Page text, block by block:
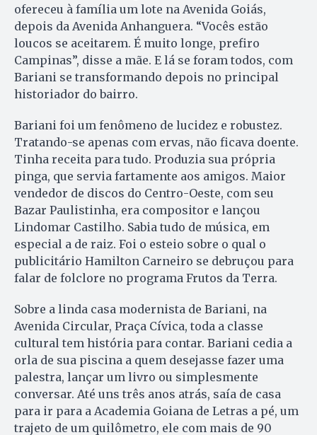
ofereceu à família um lote na Avenida Goiás,
depois da Avenida Anhanguera. “Vocês estão
loucos se aceitarem. É muito longe, prefiro
Campinas”, disse a mãe. E lá se foram todos, com
Bariani se transformando depois no principal
historiador do bairro.
Bariani foi um fenômeno de lucidez e robustez.
Tratando-se apenas com ervas, não ficava doente.
Tinha receita para tudo. Produzia sua própria
pinga, que servia fartamente aos amigos. Maior
vendedor de discos do Centro-Oeste, com seu
Bazar Paulistinha, era compositor e lançou
Lindomar Castilho. Sabia tudo de música, em
especial a de raiz. Foi o esteio sobre o qual o
publicitário Hamilton Carneiro se debruçou para
falar de folclore no programa Frutos da Terra.
Sobre a linda casa modernista de Bariani, na
Avenida Circular, Praça Cívica, toda a classe
cultural tem história para contar. Bariani cedia a
orla de sua piscina a quem desejasse fazer uma
palestra, lançar um livro ou simplesmente
conversar. Até uns três anos atrás, saía de casa
para ir para a Academia Goiana de Letras a pé, um
trajeto de um quilômetro, ele com mais de 90